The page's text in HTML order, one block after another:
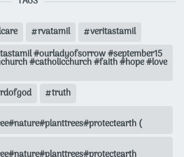
rvatamil
veritastamil
#ourladyofsorrow #september15
#catholicchurch #faith #hope #love
truth
(